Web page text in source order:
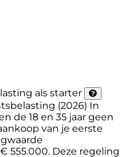
als starter
(2026) In
de 18 en 35 jaar geen
van je eerste
555.000. Deze regeling